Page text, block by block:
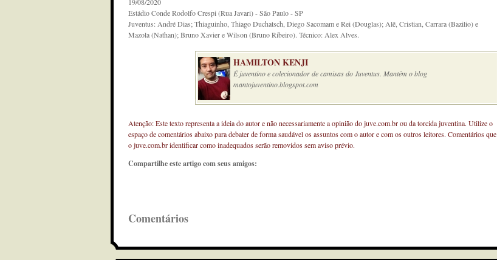
Estádio Conde Rodolfo Crespi (Rua Javari) - São Paulo - SP
Juventus: André Dias; Thiaguinho, Thiago Duchatsch, Diego Sacomam e Rei (Douglas); Alê, Cristian, Carrara (Bazilio) e
Mazola (Nathan); Bruno Xavier e Wilson (Bruno Ribeiro). Técnico: Alex Alves.
HAMILTON KENJI
É juventino e colecionador de camisas do Juventus. Mantém o blog
mantojuventino.blogspot.com
Atenção: Este texto representa a ideia do autor e não necessariamente a opinião do juve.com.br ou da torcida juventina. Utilize o
espaço de comentários abaixo para debater de forma saudável os assuntos com o autor e com os outros leitores. Comentários que
o juve.com.br identificar como inadequados serão removidos sem aviso prévio.
Compartilhe este artigo com seus amigos:
Comentários